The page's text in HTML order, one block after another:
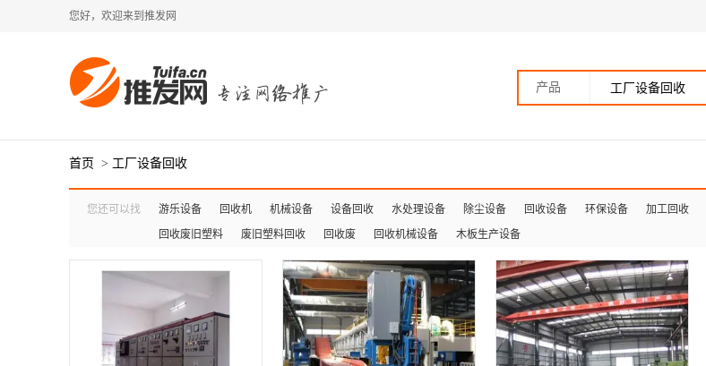
您好，欢迎来到推发网
产品
首页 > 工厂设备回收
您还可以找 游乐设备 回收机 机械设备 设备回收 水处理设备 除尘设备 回收设备 环保设备 加工回收
回收废旧塑料
废旧塑料回收 回收废 回收机械设备 木板生产设备